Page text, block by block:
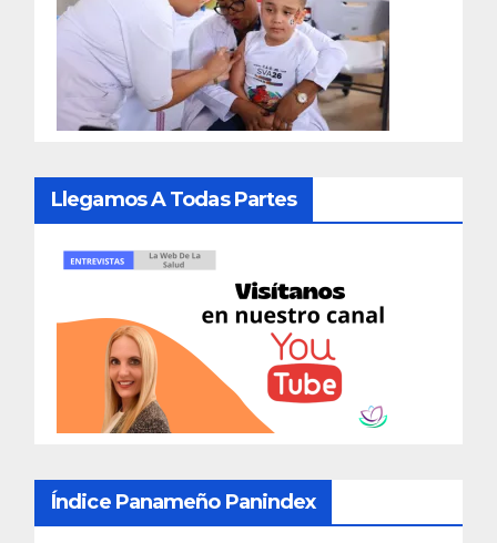
Llegamos A Todas Partes
Índice Panameño Panindex